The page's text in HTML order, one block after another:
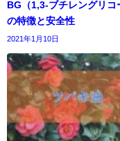
BG（1,3-ブチレングリコ
の特徴と安全性
2021年1月10日